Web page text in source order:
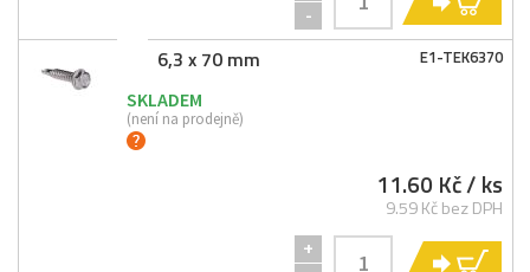
-
E1-TEK6370
6,3 x 70 mm
SKLADEM
(není na prodejně)
11.60 Kč/ ks
9.59 Kč bez DPH
+